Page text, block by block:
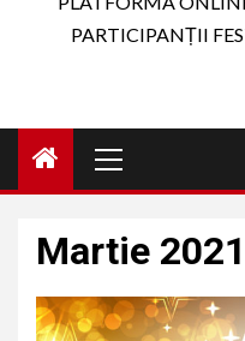
PARTICIPANȚII
Menu
Martie 2021